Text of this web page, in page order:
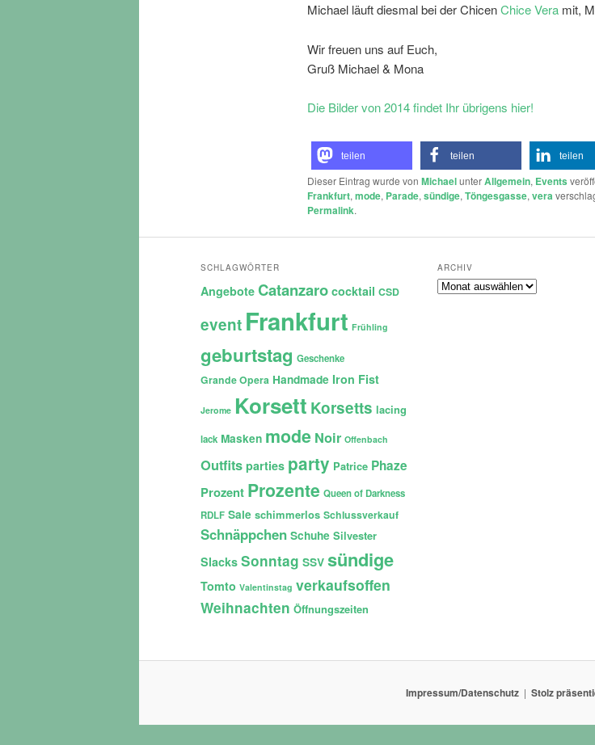
Michael läuft diesmal bei der ChicenChice Veramit,
Wir freuen uns auf Euch,
Gruß Michael & Mona
Die Bilder von 2014 findet Ihr übrigens hier!
teilen teilen teilen
Dieser Eintrag wurde von MichaelunterAllgemein, Events
Frankfurt, mode, Parade, sündige, Töngesgasse, vera
Permalink.
SCHLAGWÖRTER
Angebote Catanzaro cocktail CSD
event Frankfurt Frühling
geburtstag Geschenke
Grande Opera Handmade Iron Fist
Jerome Korsett Korsetts lacing
lack Masken mode Noir Offenbach
Outfits parties party Patrice Phaze
Prozent Prozente Queen of Darkness
RDLF Sale schimmerlos Schlussverkauf
Schnäppchen Schuhe Silvester
Slacks Sonntag SSV sündige
Tomto Valentinstag verkaufsoffen
Weihnachten Öffnungszeiten
ARCHIV
Archiv
Impressum/Datenschutz Stolz